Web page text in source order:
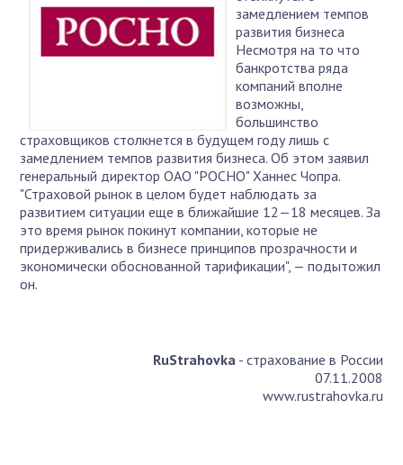
замедлением темпов
развития бизнеса
Несмотря на то что
банкротства ряда
компаний вполне
возможны,
большинство
страховщиков столкнется в будущем году лишь с
замедлением темпов развития бизнеса. Об этом заявил
генеральный директор ОАО "РОСНО" Ханнес Чопра.
"Страховой рынок в целом будет наблюдать за
развитием ситуации еще в ближайшие 12—18 месяцев. За
это время рынок покинут компании, которые не
придерживались в бизнесе принципов прозрачности и
экономически обоснованной тарификации", — подытожил
он.
RuStrahovka- страхование в России
07.11.2008
www.rustrahovka.ru